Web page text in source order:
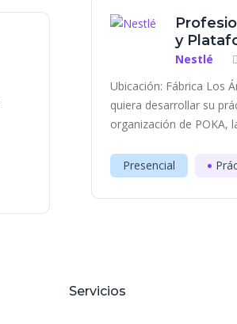
y
Nestlé
Ubicación: Fábrica Los
quiera desarrollar su
organización de POKA,
Presencial
Servicios